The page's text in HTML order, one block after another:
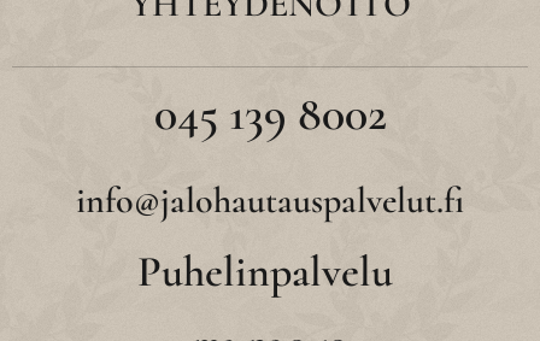
045 139 8002
info@jalohautauspalvelut.fi
Puhelinpalvelu